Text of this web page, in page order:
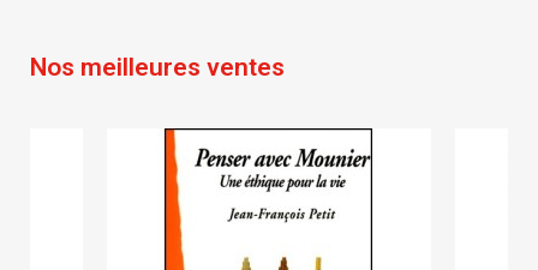
Nos meilleures ventes